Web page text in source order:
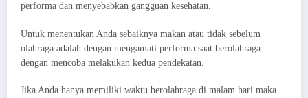
performa dan menyebabkan gangguan kesehatan.
Untuk menentukan Anda sebaiknya makan atau tidak sebelum
olahraga adalah dengan mengamati performa saat berolahraga
dengan mencoba melakukan kedua pendekatan.
Jika Anda hanya memiliki waktu berolahraga di malam hari maka